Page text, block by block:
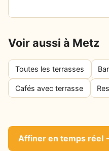
Voir aussi à Metz
Toutes les terrasses
Cafés avec terrasse
Affiner en temps réel